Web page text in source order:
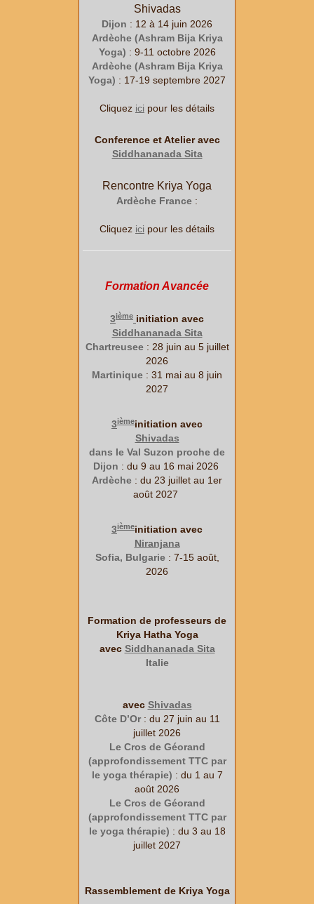
Shivadas
Dijon : 12 à 14 juin 2026
Ardèche (Ashram Bija Kriya
Yoga) : 9-11 octobre 2026
Ardèche (Ashram Bija Kriya
Yoga) : 17-19 septembre 2027
Cliquez ici pour les détails
Conference et Atelier avec
Siddhananada Sita
Rencontre Kriya Yoga
Ardèche France :
Cliquez ici pour les détails
Formation Avancée
3ième initiation avec
Siddhananada Sita
Chartreusee: 28 juin au 5 juillet
2026
Martinique : 31 mai au 8 juin
2027
3ièmeinitiation avec
Shivadas
dans le Val Suzon proche de
Dijon : du 9 au 16 mai 2026
Ardèche : du 23 juillet au 1er
août 2027
3ièmeinitiation avec
Niranjana
Sofia, Bulgarie : 7-15 août,
2026
Formation de professeurs de
Kriya Hatha Yoga
avec Siddhananada Sita
Italie
avec Shivadas
Côte D’Or : du 27 juin au 11
juillet 2026
Le Cros de Géorand
(approfondissement TTC par
le yoga thérapie) : du 1 au 7
août 2026
Le Cros de Géorand
(approfondissement TTC par
le yoga thérapie) : du 3 au 18
juillet 2027
Rassemblement de Kriya Yoga